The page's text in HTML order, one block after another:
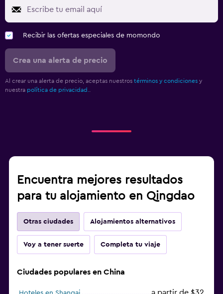
Recibir las ofertas especiales de momondo
Crea una alerta de precio
Al crear una alerta de precio, aceptas nuestros términos y condiciones y
nuestra política de privacidad.
Encuentra mejores resultados
para tu alojamiento en Qingdao
Otras ciudades Alojamientos alternativos
Voy a tener suerte Completa tu viaje
Ciudades populares en China